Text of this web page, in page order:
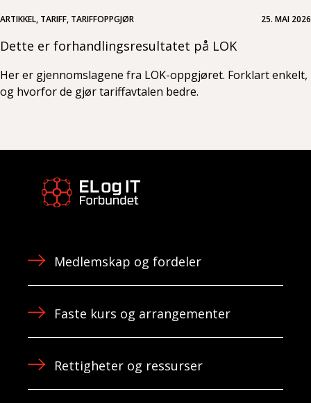
ARTIKKEL, TARIFF, TARIFFOPPGJØR 25. MAI 2026
Dette er forhandlingsresultatet på LOK
Her er gjennomslagene fra LOK-oppgjøret. Forklart enkelt,
og hvorfor de gjør tariffavtalen bedre.
Medlemskap og fordeler
Faste kurs og arrangementer
Rettigheter og ressurser